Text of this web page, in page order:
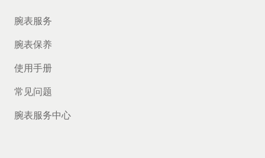
腕表服务
腕表保养
使用手册
常见问题
腕表服务中心